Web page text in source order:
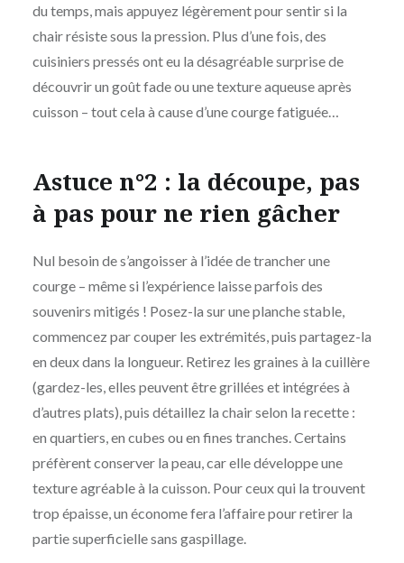
du temps, mais appuyez légèrement pour sentir si la
chair résiste sous la pression. Plus d’une fois, des
cuisiniers pressés ont eu la désagréable surprise de
découvrir un goût fade ou une texture aqueuse après
cuisson – tout cela à cause d’une courge fatiguée…
Astuce n°2 : la découpe, pas
à pas pour ne rien gâcher
Nul besoin de s’angoisser à l’idée de trancher une
courge – même si l’expérience laisse parfois des
souvenirs mitigés ! Posez-la sur une planche stable,
commencez par couper les extrémités, puis partagez-la
en deux dans la longueur. Retirez les graines à la cuillère
(gardez-les, elles peuvent être grillées et intégrées à
d’autres plats), puis détaillez la chair selon la recette :
en quartiers, en cubes ou en fines tranches. Certains
préfèrent conserver la peau, car elle développe une
texture agréable à la cuisson. Pour ceux qui la trouvent
trop épaisse, un économe fera l’affaire pour retirer la
partie superficielle sans gaspillage.